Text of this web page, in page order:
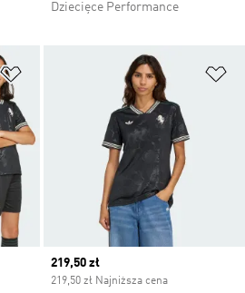
Dziecięce Performance
Dodaj do listy życzeń
Current price
219,50 zł
219,50 zł Najniższa cena